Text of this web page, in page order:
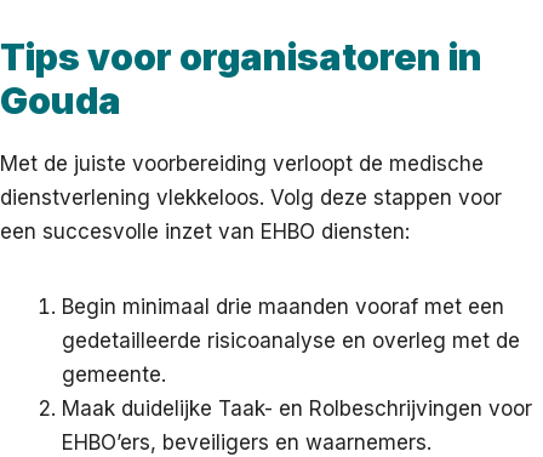
Tips voor organisatoren in
Gouda
Met de juiste voorbereiding verloopt de medische
dienstverlening vlekkeloos. Volg deze stappen voor
een succesvolle inzet van EHBO diensten:
Begin minimaal drie maanden vooraf met een
gedetailleerde risicoanalyse en overleg met de
gemeente.
Maak duidelijke Taak- en Rolbeschrijvingen voor
EHBO’ers, beveiligers en waarnemers.